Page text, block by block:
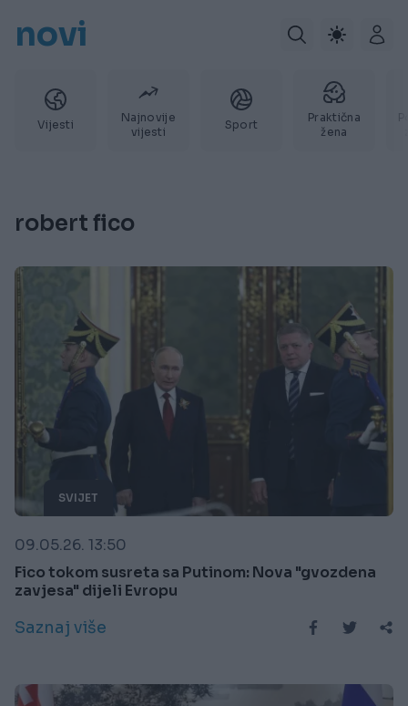
novi
Vijesti
Najnovije
vijesti
Sport
Praktična
žena
robert fico
SVIJET
09.05.26. 13:50
Fico tokom susreta sa Putinom: Nova "gvozdena
zavjesa" dijeli Evropu
Saznaj više